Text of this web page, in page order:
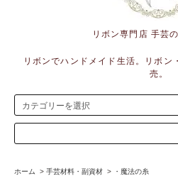
リボン専門店 手芸
リボンでハンドメイド生活。リボン
売。
ホーム > 手芸材料・副資材 > ・魔法の糸